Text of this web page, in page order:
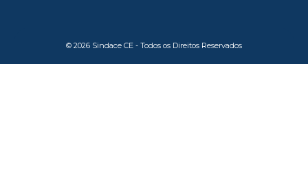
© 2026 Sindace CE - Todos os Direitos Reservados